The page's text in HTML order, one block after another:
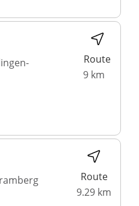
Route
9 km
Route
9.29 km